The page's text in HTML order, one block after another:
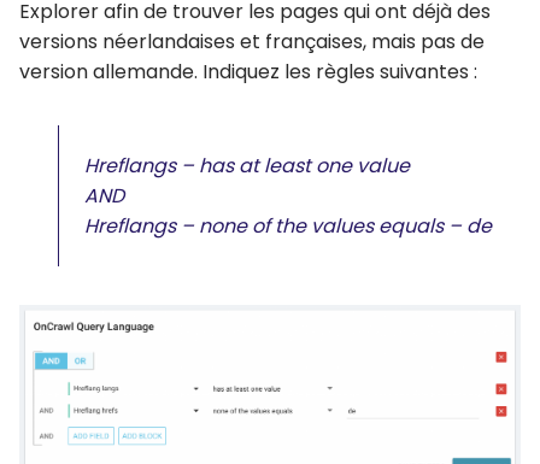
Explorer afin de trouver les pages qui ont déjà des
versions néerlandaises et françaises, mais pas de
version allemande. Indiquez les règles suivantes :
Hreflangs – has at least one value
AND
Hreflangs – none of the values equals – de